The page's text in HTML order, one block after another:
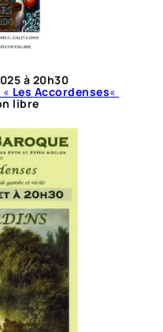
à 20h30
Les Accordenses«
libre